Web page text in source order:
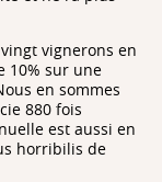
vignerons en
10% sur une
en sommes
880 fois
est aussi en
horribilis de